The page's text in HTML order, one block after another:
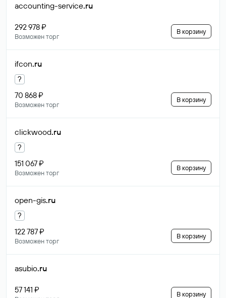
accounting-service.ru
292 978 ₽
Возможен торг
В корзину
ifcon.ru
?
70 868 ₽
Возможен торг
В корзину
clickwood.ru
?
151 067 ₽
Возможен торг
В корзину
open-gis.ru
?
122 787 ₽
Возможен торг
В корзину
asubio.ru
57 141 ₽ В корзину